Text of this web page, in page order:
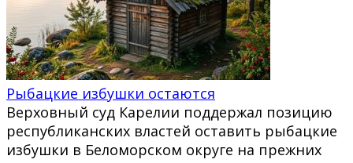
Рыбацкие избушки остаются
Верховный суд Карелии поддержал позицию
республиканских властей оставить рыбацкие
избушки в Беломорском округе на прежних